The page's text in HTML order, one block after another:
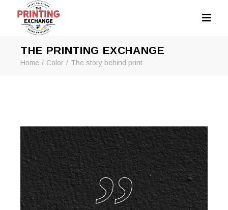
THE PRINTING EXCHANGE
Home Color The story behind print